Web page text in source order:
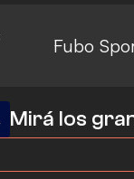
Fubo
Mirá los